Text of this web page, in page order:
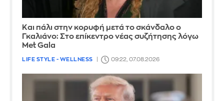
Και πάλι στην κορυφή μετά το σκάνδαλο ο
Γκαλιάνο: Στο επίκεντρο νέας συζήτησης λόγω
Met Gala
LIFE STYLE - WELLNESS 09:22, 07.08.2026